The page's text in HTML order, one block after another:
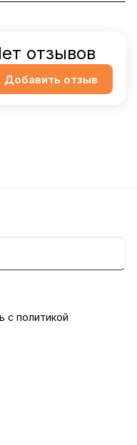
отзывов
Добавить отзыв
с политикой